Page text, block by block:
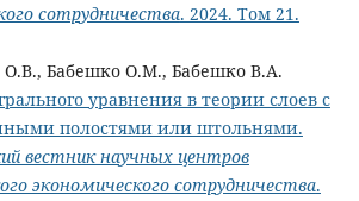
сотрудничества. 2024. Том 21.
О.В., Бабешко О.М., Бабешко В.А.
уравнения в теории слоев с
полостями или штольнями.
вестник научных центров
экономического сотрудничества.